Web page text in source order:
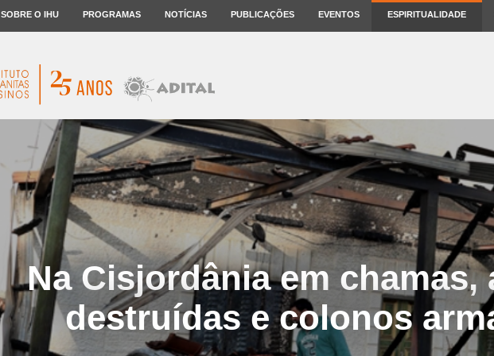
SOBRE O IHU PROGRAMAS NOTÍCIAS PUBLICAÇÕES EVENTOS ESPIRITUALIDADE
Na Cisjordânia em chamas,
destruídas e colonos